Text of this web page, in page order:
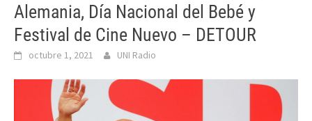
Alemania, Día Nacional del Bebé y
Festival de Cine Nuevo – DETOUR
octubre 1, 2021 UNI Radio